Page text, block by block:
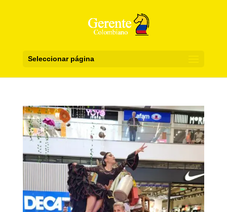
Seleccionar página